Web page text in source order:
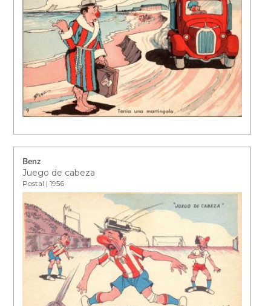
Benz
Juego de cabeza
Postal | 1956